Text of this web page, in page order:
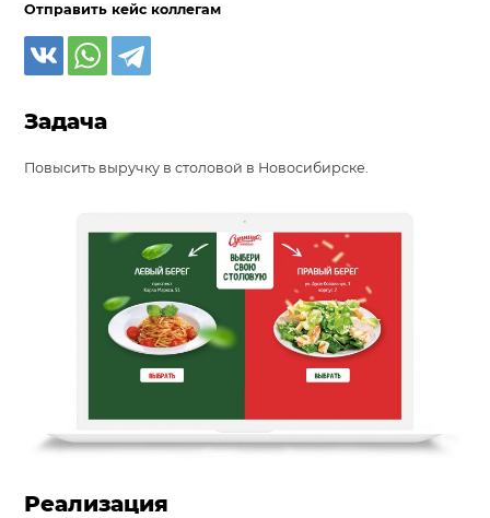
Отправить кейс коллегам
Задача
Повысить выручку в столовой в Новосибирске.
Реализация